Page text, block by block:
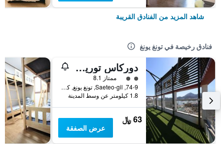
شاهد المزيد من الفنادق القريبة
فنادق رخيصة في تونغ يونغ
دوركاس توريست هوستل
تقييم فئة 2
ممتاز 8.1
74-9, Saeteo-gil, تونغ يونغ, كوريا الجنوبية
1.8 كيلومتر عن وسط المدينة
63 ﷼
عرض الصفقة